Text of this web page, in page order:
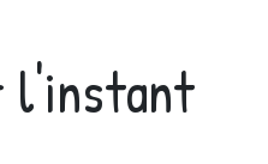
l'instant